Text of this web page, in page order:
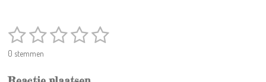
R
t
1
s
t
2
s
t
3
t
4
t
5
0 stemmen